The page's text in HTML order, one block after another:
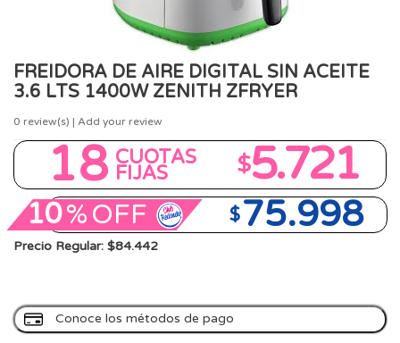
FREIDORA DE AIRE DIGITAL SIN ACEITE
3.6 LTS 1400W ZENITH ZFRYER
0 review(s) | Add your review
18 CUOTAS
FIJAS $5.721
10%OFF $75.998
Precio Regular: $84.442
Conoce los métodos de pago